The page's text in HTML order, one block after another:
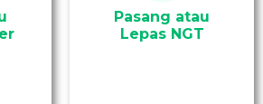
Pasang atau
Lepas NGT